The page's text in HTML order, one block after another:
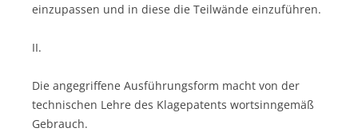
einzupassen und in diese die Teilwände einzuführen.
II.
Die angegriffene Ausführungsform macht von der
technischen Lehre des Klagepatents wortsinngemäß
Gebrauch.